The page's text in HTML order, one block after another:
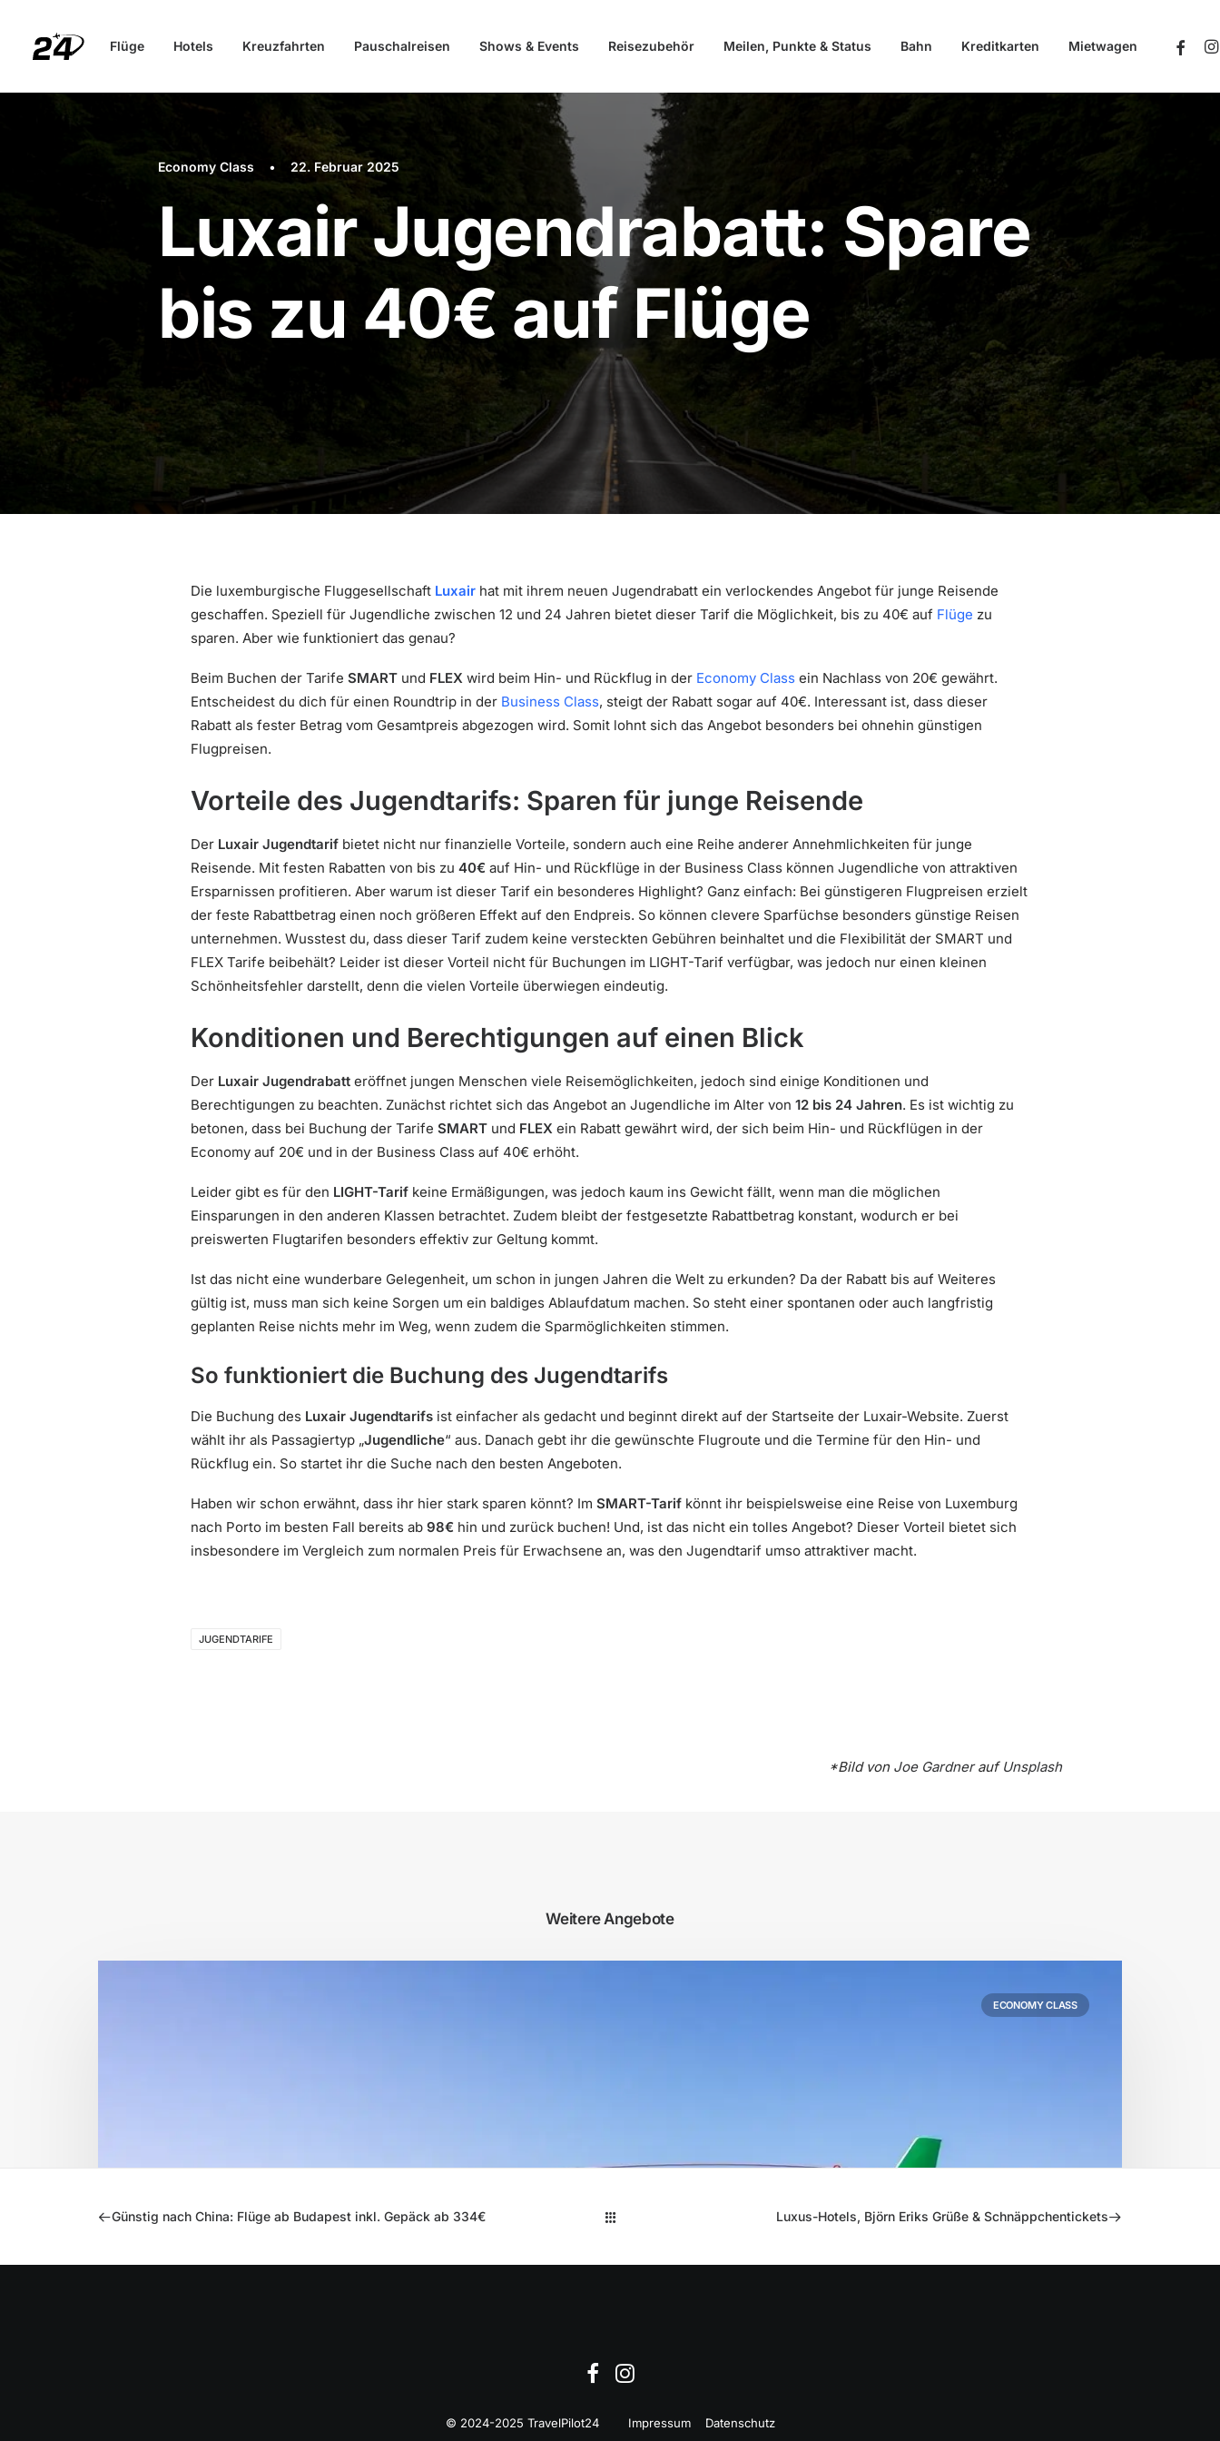
Flüge Hotels Kreuzfahrten Pauschalreisen Shows & Events Reisezubehör Meilen, Punkte & Status Bahn Kreditkarten Mietwagen
Economy Class • 22. Februar 2025
Luxair Jugendrabatt: Spare
bis zu 40€ auf Flüge
Die luxemburgische Fluggesellschaft Luxair hat mit ihrem neuen Jugendrabatt ein verlockendes Angebot für junge Reisende
geschaffen. Speziell für Jugendliche zwischen 12 und 24 Jahren bietet dieser Tarif die Möglichkeit, bis zu 40€ auf Flüge zu
sparen. Aber wie funktioniert das genau?
Beim Buchen der Tarife SMART und FLEX wird beim Hin- und Rückflug in der Economy Class ein Nachlass von 20€ gewährt.
Entscheidest du dich für einen Roundtrip in der Business Class, steigt der Rabatt sogar auf 40€. Interessant ist, dass dieser
Rabatt als fester Betrag vom Gesamtpreis abgezogen wird. Somit lohnt sich das Angebot besonders bei ohnehin günstigen
Flugpreisen.
Vorteile des Jugendtarifs: Sparen für junge Reisende
Der Luxair Jugendtarif bietet nicht nur finanzielle Vorteile, sondern auch eine Reihe anderer Annehmlichkeiten für junge
Reisende. Mit festen Rabatten von bis zu 40€ auf Hin- und Rückflüge in der Business Class können Jugendliche von attraktiven
Ersparnissen profitieren. Aber warum ist dieser Tarif ein besonderes Highlight? Ganz einfach: Bei günstigeren Flugpreisen erzielt
der feste Rabattbetrag einen noch größeren Effekt auf den Endpreis. So können clevere Sparfüchse besonders günstige Reisen
unternehmen. Wusstest du, dass dieser Tarif zudem keine versteckten Gebühren beinhaltet und die Flexibilität der SMART und
FLEX Tarife beibehält? Leider ist dieser Vorteil nicht für Buchungen im LIGHT-Tarif verfügbar, was jedoch nur einen kleinen
Schönheitsfehler darstellt, denn die vielen Vorteile überwiegen eindeutig.
Konditionen und Berechtigungen auf einen Blick
Der Luxair Jugendrabatt eröffnet jungen Menschen viele Reisemöglichkeiten, jedoch sind einige Konditionen und
Berechtigungen zu beachten. Zunächst richtet sich das Angebot an Jugendliche im Alter von 12 bis 24 Jahren. Es ist wichtig zu
betonen, dass bei Buchung der Tarife SMART und FLEX ein Rabatt gewährt wird, der sich beim Hin- und Rückflügen in der
Economy auf 20€ und in der Business Class auf 40€ erhöht.
Leider gibt es für den LIGHT-Tarif keine Ermäßigungen, was jedoch kaum ins Gewicht fällt, wenn man die möglichen
Einsparungen in den anderen Klassen betrachtet. Zudem bleibt der festgesetzte Rabattbetrag konstant, wodurch er bei
preiswerten Flugtarifen besonders effektiv zur Geltung kommt.
Ist das nicht eine wunderbare Gelegenheit, um schon in jungen Jahren die Welt zu erkunden? Da der Rabatt bis auf Weiteres
gültig ist, muss man sich keine Sorgen um ein baldiges Ablaufdatum machen. So steht einer spontanen oder auch langfristig
geplanten Reise nichts mehr im Weg, wenn zudem die Sparmöglichkeiten stimmen.
So funktioniert die Buchung des Jugendtarifs
Die Buchung des Luxair Jugendtarifs ist einfacher als gedacht und beginnt direkt auf der Startseite der Luxair-Website. Zuerst
wählt ihr als Passagiertyp „Jugendliche“ aus. Danach gebt ihr die gewünschte Flugroute und die Termine für den Hin- und
Rückflug ein. So startet ihr die Suche nach den besten Angeboten.
Haben wir schon erwähnt, dass ihr hier stark sparen könnt? Im SMART-Tarif könnt ihr beispielsweise eine Reise von Luxemburg
nach Porto im besten Fall bereits ab 98€ hin und zurück buchen! Und, ist das nicht ein tolles Angebot? Dieser Vorteil bietet sich
insbesondere im Vergleich zum normalen Preis für Erwachsene an, was den Jugendtarif umso attraktiver macht.
JUGENDTARIFE
*Bild von Joe Gardnerauf Unsplash
Weitere Angebote
ECONOMY CLASS
Günstig nach China: Flüge ab Budapest inkl. Gepäck ab 334€ Luxus-Hotels, Björn Eriks Grüße & Schnäppchentickets
© 2024-2025 TravelPilot24 Impressum Datenschutz